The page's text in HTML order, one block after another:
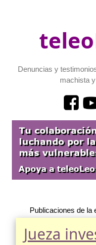
Denuncias y
machista
Publicaciones de la
Jueza